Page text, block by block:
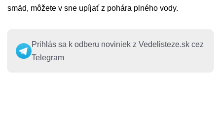
smäd, môžete v sne upíjať z pohára plného vody.
Prihlás sa k odberu noviniek z Vedelisteze.sk cez
Telegram